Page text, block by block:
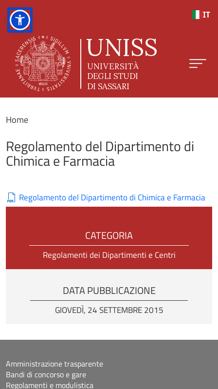
IT
Home
Regolamento del Dipartimento di
Chimica e Farmacia
Regolamento del Dipartimento di Chimica e Farmacia
CATEGORIA
Regolamenti dei Dipartimenti e Centri
DATA PUBBLICAZIONE
GIOVEDÌ, 24 SETTEMBRE 2015
Amministrazione trasparente
Bandi di concorso e gare
Regolamenti e modulistica